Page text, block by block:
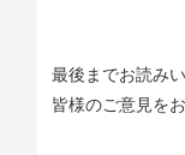
最後までお読み
皆様のご意見を